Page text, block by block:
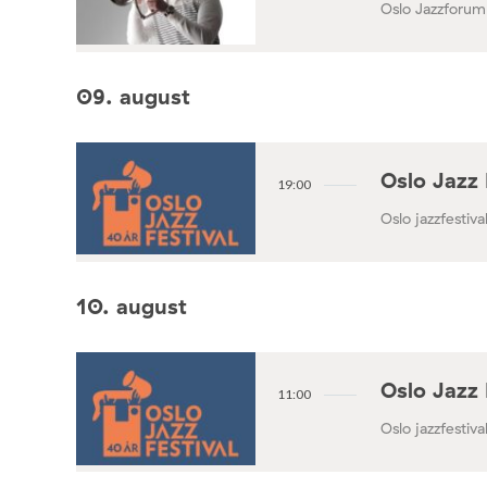
Oslo
09. august
19:00 Oslo Jazz
Oslo
10. august
11:00 Oslo Jazz
Oslo